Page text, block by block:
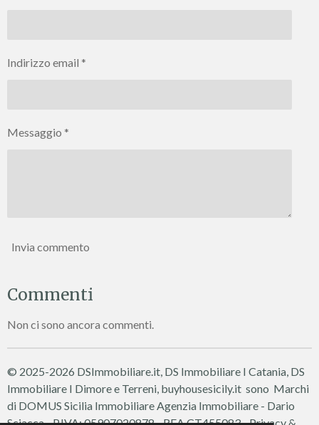
Indirizzo email *
Messaggio *
Invia commento
Commenti
Non ci sono ancora commenti.
© 2025-2026 DSImmobiliare.it, DS Immobiliare I Catania, DS
Immobiliare I Dimore e Terreni, buyhousesicily.it sono Marchi
di DOMUS Sicilia ImmobiliareAgenzia Immobiliare - Dario